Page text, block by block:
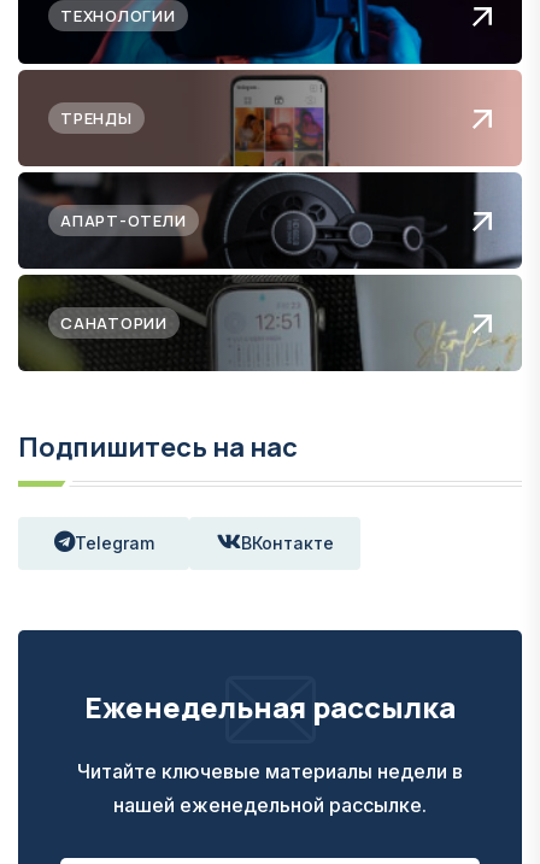
ТЕХНОЛОГИИ
ТРЕНДЫ
АПАРТ-ОТЕЛИ
САНАТОРИИ
Подпишитесь на нас
Telegram ВКонтакте
Еженедельная рассылка
Читайте ключевые материалы недели в
нашей еженедельной рассылке.